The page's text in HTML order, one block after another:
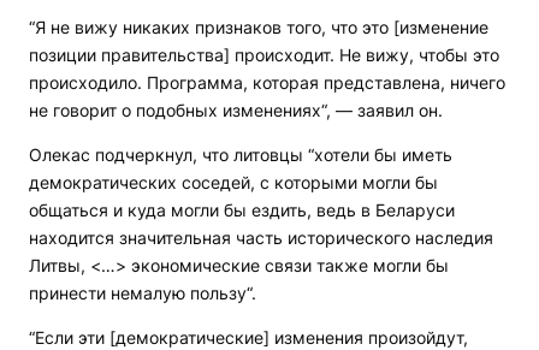
“Я не вижу никаких признаков того, что это [изменение
позиции правительства] происходит. Не вижу, чтобы это
происходило. Программа, которая представлена, ничего
не говорит о подобных изменениях“, — заявил он.
Олекас подчеркнул, что литовцы “хотели бы иметь
демократических соседей, с которыми могли бы
общаться и куда могли бы ездить, ведь в Беларуси
находится значительная часть исторического наследия
Литвы, <…> экономические связи также могли бы
принести немалую пользу“.
“Если эти [демократические] изменения произойдут,